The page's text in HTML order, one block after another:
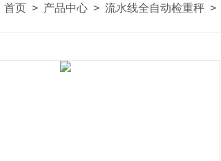
首页 > 产品中心 > 流水线全自动检重秤 >